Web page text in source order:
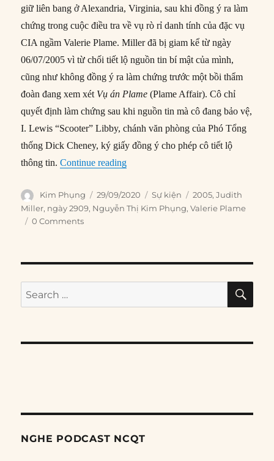
giữ liên bang ở Alexandria, Virginia, sau khi đồng ý ra làm
chứng trong cuộc điều tra về vụ rò rỉ danh tính của đặc vụ
CIA ngầm Valerie Plame. Miller đã bị giam kể từ ngày
06/07/2005 vì từ chối tiết lộ nguồn tin bí mật của mình,
cũng như không đồng ý ra làm chứng trước một bồi thẩm
đoàn đang xem xét Vụ án Plame (Plame Affair). Cô chỉ
quyết định làm chứng sau khi nguồn tin mà cô đang bảo vệ,
I. Lewis “Scooter” Libby, chánh văn phòng của Phó Tổng
thống Dick Cheney, ký giấy đồng ý cho phép cô tiết lộ
thông tin.Continue reading“29/09/2005: Phóng viên Judith
Author
Kim Phụng
Posted
on
29/09/2020 Categories
Sự kiện Tags
2005,Judith
Miller, ngày 2909, Nguyễn Thị Kim Phụng,Valerie Plame
0 Comments
Search
for:
NGHE PODCAST NCQT